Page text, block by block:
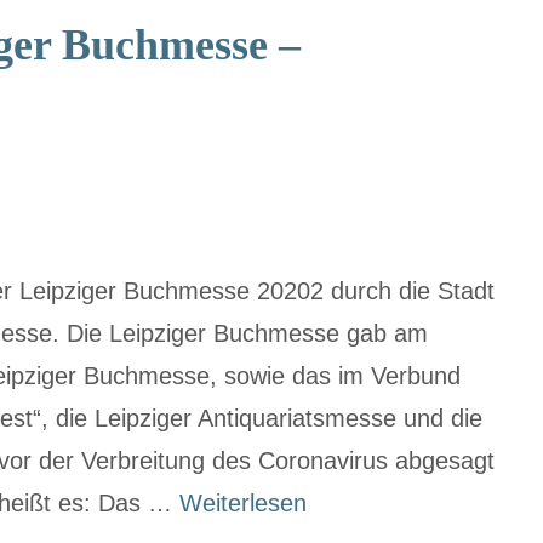
Buchmesse –
Leipziger Buchmesse 20202 durch die Stadt
Die Leipziger Buchmesse gab am
Buchmesse, sowie das im Verbund
die Leipziger Antiquariatsmesse und die
der Verbreitung des Coronavirus abgesagt
es: Das … Weiterlesen